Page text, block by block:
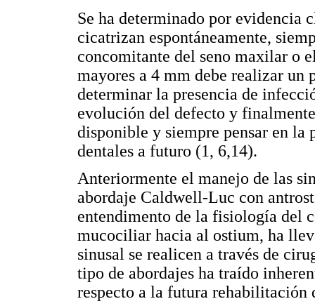
Se ha determinado por evidencia
cicatrizan espontáneamente,
concomitante del seno maxilar o
mayores a 4 mm debe realizar
determinar la presencia de
evolución del defecto y
disponible y siempre pensar en
dentales a futuro (1, 6,14).
Anteriormente el manejo de las
abordaje Caldwell-Luc con
entendimento de la fisiología del
mucociliar hacia al ostium, ha
sinusal se realicen a través de
tipo de abordajes ha traído
respecto a la futura rehabilitación